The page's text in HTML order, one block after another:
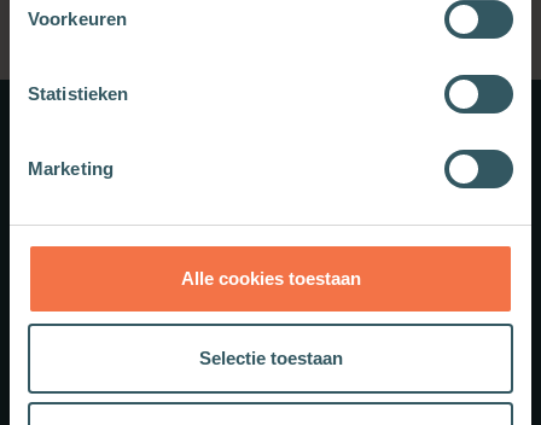
Voorkeuren
Statistieken
Marketing
Alle cookies toestaan
Selectie toestaan
Nieuwsbrieven